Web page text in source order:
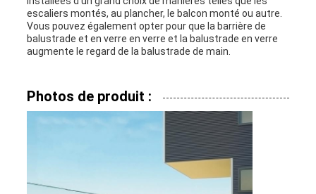
PRIVACY
POLICY
escaliers montés, au plancher, le balcon monté ou autre.
Vous pouvez également opter pour que la barrière de
balustrade et en verre en verre et la balustrade en verre
augmente le regard de la balustrade de main.
Photos de produit :